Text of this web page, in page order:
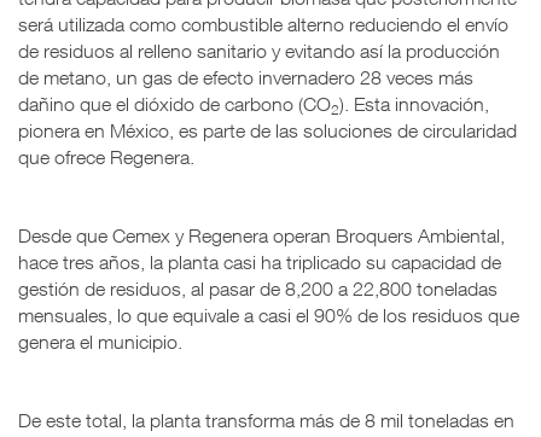
será utilizada como combustible alterno reduciendo el envío
de residuos al relleno sanitario y evitando así la producción
de metano, un gas de efecto invernadero 28 veces más
dañino que el dióxido de carbono (CO2). Esta innovación,
pionera en México, es parte de las soluciones de circularidad
que ofrece Regenera.
Desde que Cemex y Regenera operan Broquers Ambiental,
hace tres años, la planta casi ha triplicado su capacidad de
gestión de residuos, al pasar de 8,200 a 22,800 toneladas
mensuales, lo que equivale a casi el 90% de los residuos que
genera el municipio.
De este total, la planta transforma más de 8 mil toneladas en